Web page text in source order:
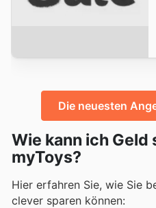
Die neuesten
Wie kann ich Geld
myToys?
Hier erfahren Sie, wie Sie
clever sparen können: